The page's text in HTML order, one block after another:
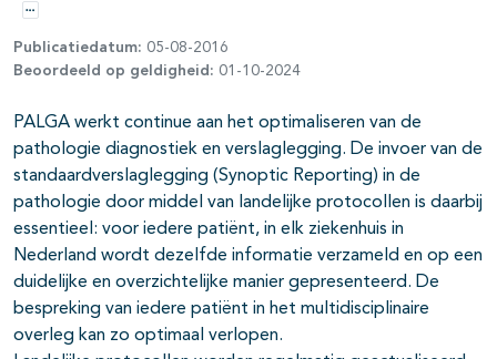
open- en dichtklappen
open- en dichtklappen
open- en dichtklappen
open- en dichtklappen
open- en dichtklappen
Opties
Publicatiedatum: 05-08-2016
Beoordeeld op geldigheid: 01-10-2024
PALGA werkt continue aan het optimaliseren van de
pathologie diagnostiek en verslaglegging. De invoer van de
standaardverslaglegging (Synoptic Reporting) in de
pathologie door middel van landelijke protocollen is daarbij
essentieel: voor iedere patiënt, in elk ziekenhuis in
Nederland wordt dezelfde informatie verzameld en op een
duidelijke en overzichtelijke manier gepresenteerd. De
bespreking van iedere patiënt in het multidisciplinaire
overleg kan zo optimaal verlopen.